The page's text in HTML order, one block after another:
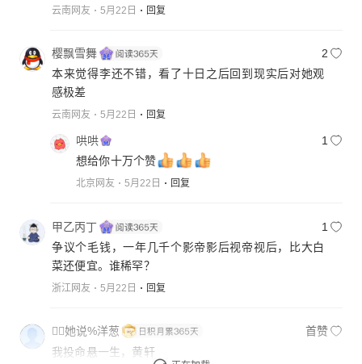
云南网友 5月22日 回复
樱飘雪舞
2
本来觉得李还不错，看了十日之后回到现实后对她观
感极差
云南网友 5月22日 回复
哄哄
1
想给你十万个赞
北京网友 5月22日 回复
甲乙丙丁
1
争议个毛钱，一年几千个影帝影后视帝视后，比大白
菜还便宜。谁稀罕？
浙江网友 5月22日 回复
她说%洋葱
首赞
我投命悬一生，黄轩